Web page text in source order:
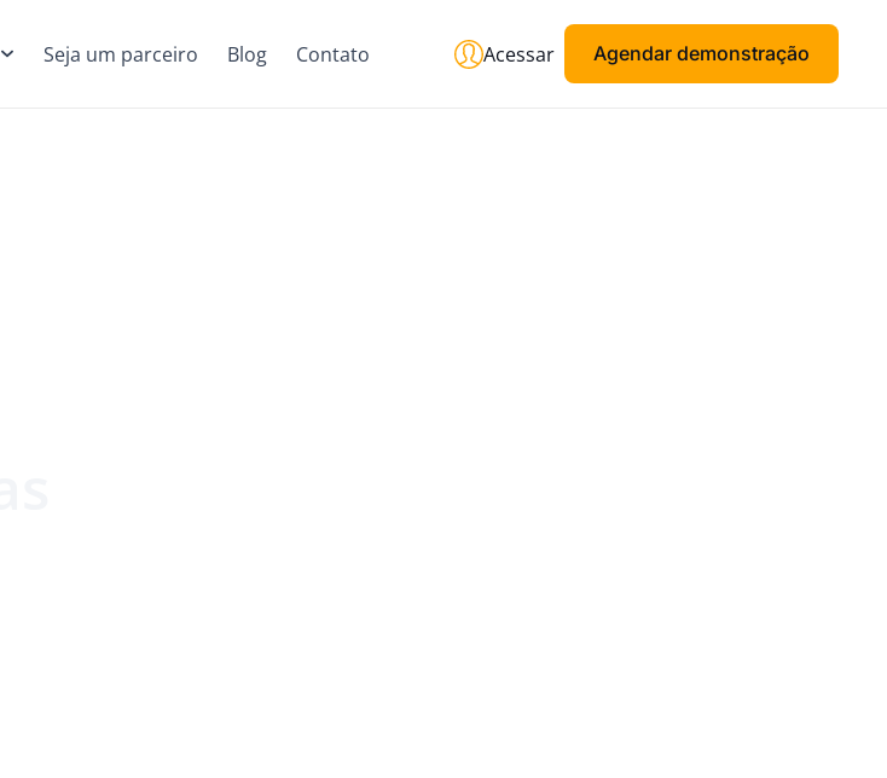
Seja um parceiro Blog Contato Agendar demonstração
Acessar